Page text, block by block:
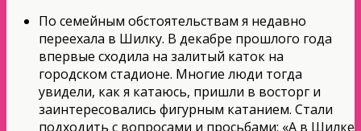
По семейным обстоятельствам я недавно
переехала в Шилку. В декабре прошлого года
впервые сходила на залитый каток на
городском стадионе. Многие люди тогда
увидели, как я катаюсь, пришли в восторг и
заинтересовались фигурным катанием. Стали
подходить с вопросами и просьбами: «А в Шилке